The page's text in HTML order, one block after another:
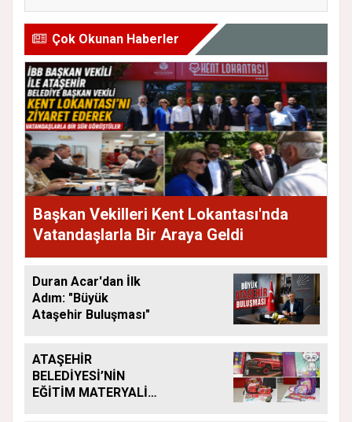
İÇİN...
Çok Okunan Haberler
Başkan Vekilleri Kent Lokantası'nda
Vatandaşlarla Bir Araya Geldi
Duran Acar'dan İlk
Adım: "Büyük
Ataşehir Buluşması"
ATAŞEHİR
BELEDİYESİ’NİN
EĞİTİM MATERYALİ